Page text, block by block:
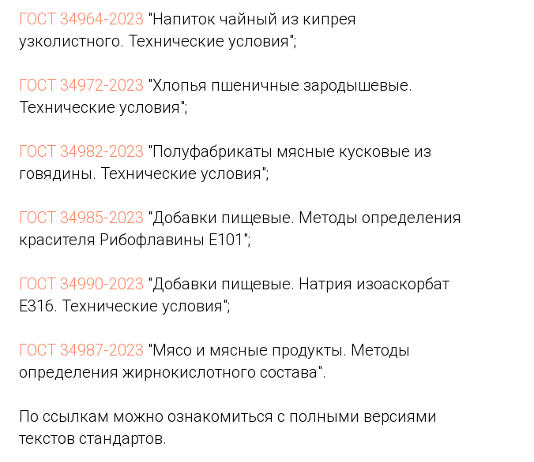
ГОСТ 34964-2023 "Напиток чайный из кипрея
узколистного. Технические условия";
ГОСТ 34972-2023 "Хлопья пшеничные зародышевые.
Технические условия";
ГОСТ 34982-2023 "Полуфабрикаты мясные кусковые из
говядины. Технические условия";
ГОСТ 34985-2023 "Добавки пищевые. Методы определения
красителя Рибофлавины Е101";
ГОСТ 34990-2023 "Добавки пищевые. Натрия изоаскорбат
Е316. Технические условия";
ГОСТ 34987-2023 "Мясо и мясные продукты. Методы
определения жирнокислотного состава".
По ссылкам можно ознакомиться с полными версиями
текстов стандартов.